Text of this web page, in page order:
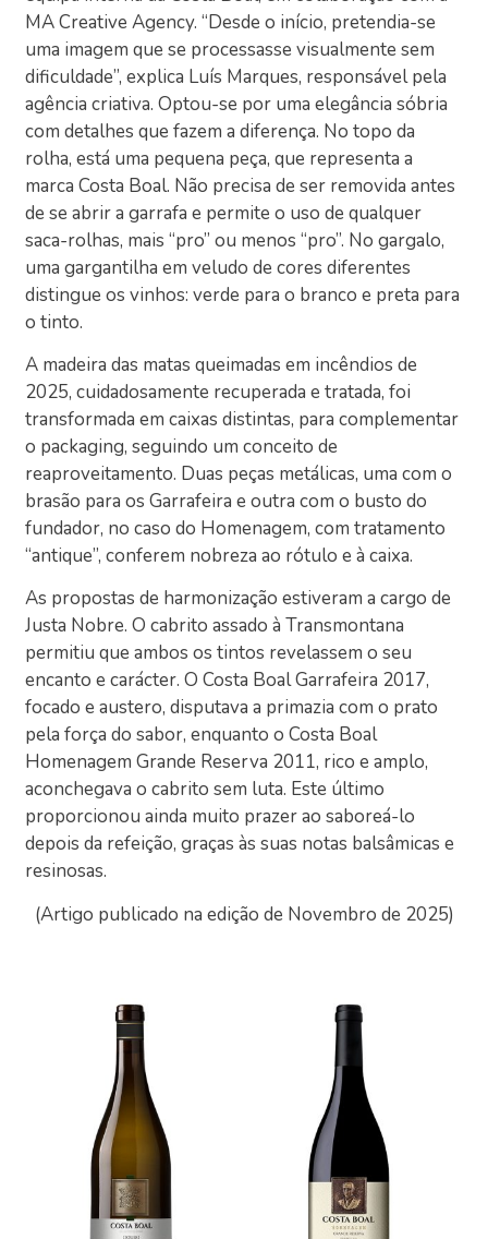
MA Creative Agency. “Desde o início, pretendia-se
uma imagem que se processasse visualmente sem
dificuldade”, explica Luís Marques, responsável pela
agência criativa. Optou-se por uma elegância sóbria
com detalhes que fazem a diferença. No topo da
rolha, está uma pequena peça, que representa a
marca Costa Boal. Não precisa de ser removida antes
de se abrir a garrafa e permite o uso de qualquer
saca-rolhas, mais “pro” ou menos “pro”. No gargalo,
uma gargantilha em veludo de cores diferentes
distingue os vinhos: verde para o branco e preta para
o tinto.
A madeira das matas queimadas em incêndios de
2025, cuidadosamente recuperada e tratada, foi
transformada em caixas distintas, para complementar
o packaging, seguindo um conceito de
reaproveitamento. Duas peças metálicas, uma com o
brasão para os Garrafeira e outra com o busto do
fundador, no caso do Homenagem, com tratamento
“antique”, conferem nobreza ao rótulo e à caixa.
As propostas de harmonização estiveram a cargo de
Justa Nobre. O cabrito assado à Transmontana
permitiu que ambos os tintos revelassem o seu
encanto e carácter. O Costa Boal Garrafeira 2017,
focado e austero, disputava a primazia com o prato
pela força do sabor, enquanto o Costa Boal
Homenagem Grande Reserva 2011, rico e amplo,
aconchegava o cabrito sem luta. Este último
proporcionou ainda muito prazer ao saboreá-lo
depois da refeição, graças às suas notas balsâmicas e
resinosas.
(Artigo publicado na edição de Novembro de 2025)